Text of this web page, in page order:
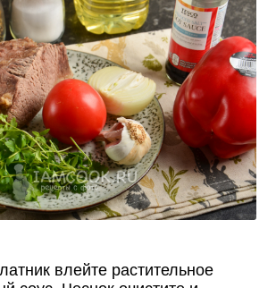
влейте растительное